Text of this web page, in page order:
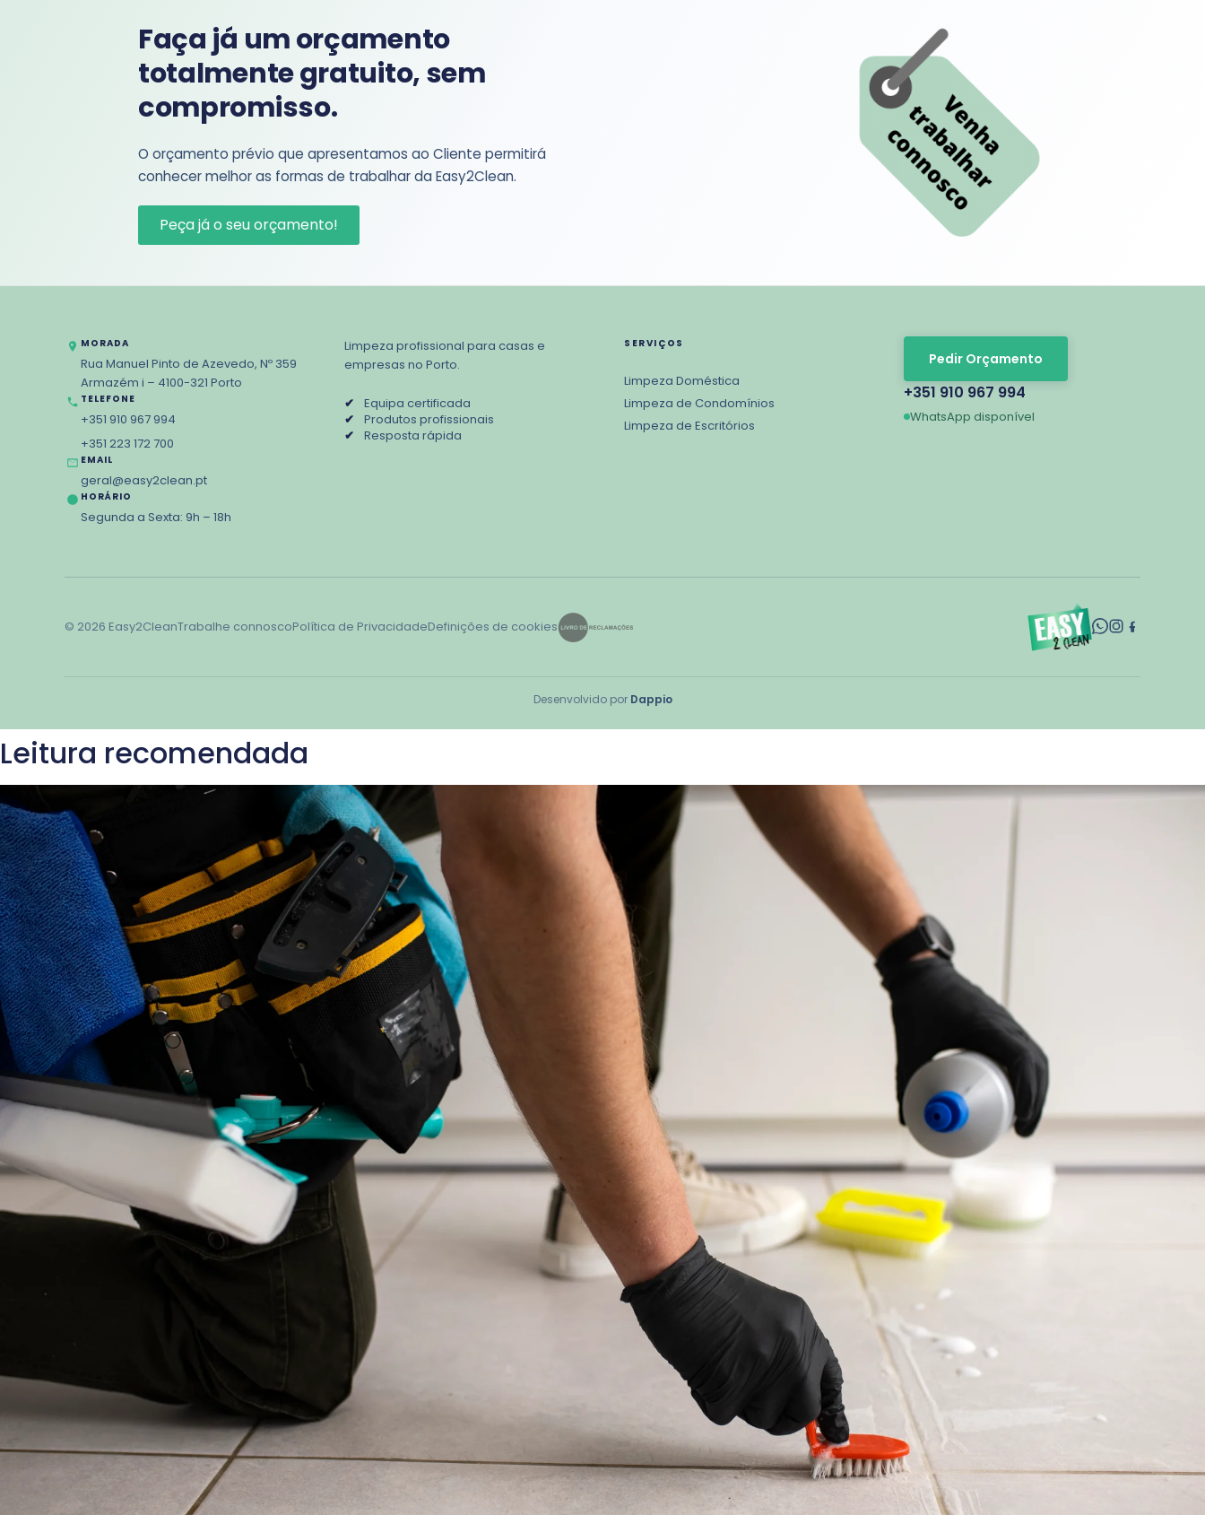
Faça já um orçamento
totalmente gratuito, sem
compromisso.
O orçamento prévio que apresentamos ao Cliente permitirá
conhecer melhor as formas de trabalhar da Easy2Clean.
Peça já o seu orçamento!
MORADA
Rua Manuel Pinto de Azevedo, Nº 359
Armazém i – 4100-321 Porto
TELEFONE
+351 910 967 994
+351 223 172 700
EMAIL
geral@easy2clean.pt
HORÁRIO
Segunda a Sexta: 9h – 18h
Limpeza profissional para casas e
empresas no Porto.
✔
Equipa certificada
✔
Produtos profissionais
✔
Resposta rápida
SERVIÇOS
Limpeza Doméstica
Limpeza de Condomínios
Limpeza de Escritórios
Pedir Orçamento
+351 910 967 994
WhatsApp disponível
© 2026 Easy2CleanTrabalhe connoscoPolítica de PrivacidadeDefinições de cookies
Desenvolvido por Dappio
Leitura recomendada